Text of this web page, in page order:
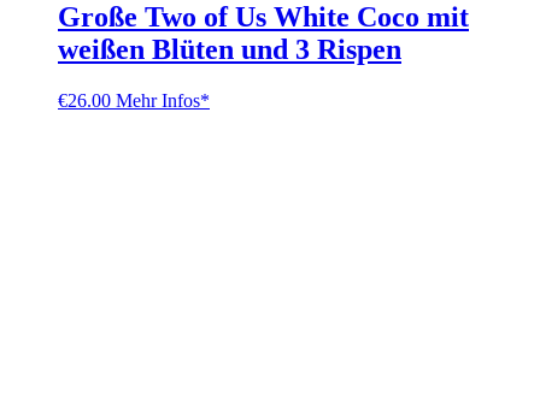
Große Two of Us White Coco mit
weißen Blüten und 3 Rispen
€26.00 Mehr Infos*